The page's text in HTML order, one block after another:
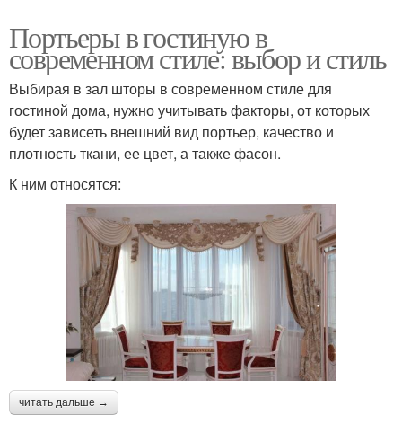
Портьеры в гостиную в
современном стиле: выбор и стиль
Выбирая в зал шторы в современном стиле для
гостиной дома, нужно учитывать факторы, от которых
будет зависеть внешний вид портьер, качество и
плотность ткани, ее цвет, а также фасон.
К ним относятся:
читать дальше →